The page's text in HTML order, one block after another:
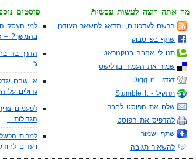
פוסטים
למי העסק
בהמשך? –
הדרך בה
ג'
או שהם
גדולים על
לפעמים
הגדולות…
למרות
ויעדים
מה אתה רוצה לעשות עכשיו?
הרשם לעדכונים, ותדאג להשאר מעודכן
שתף בפייסבוק
תנו לי אהבה בטקנוראטי
שמור את העמוד בדלישס
דגדג - Digg it
תתקיל - Stumble It
שלח את הפוסט לחבר
להדפיס את הפוסט
שתף ושמור
להשאיר תגובה